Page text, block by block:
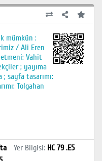
mümkün :
/ Ali Eren
Vahit
; yayıma
; sayfa tasarımı:
Tolgahan
Yer Bilgisi: HC 79 .E5